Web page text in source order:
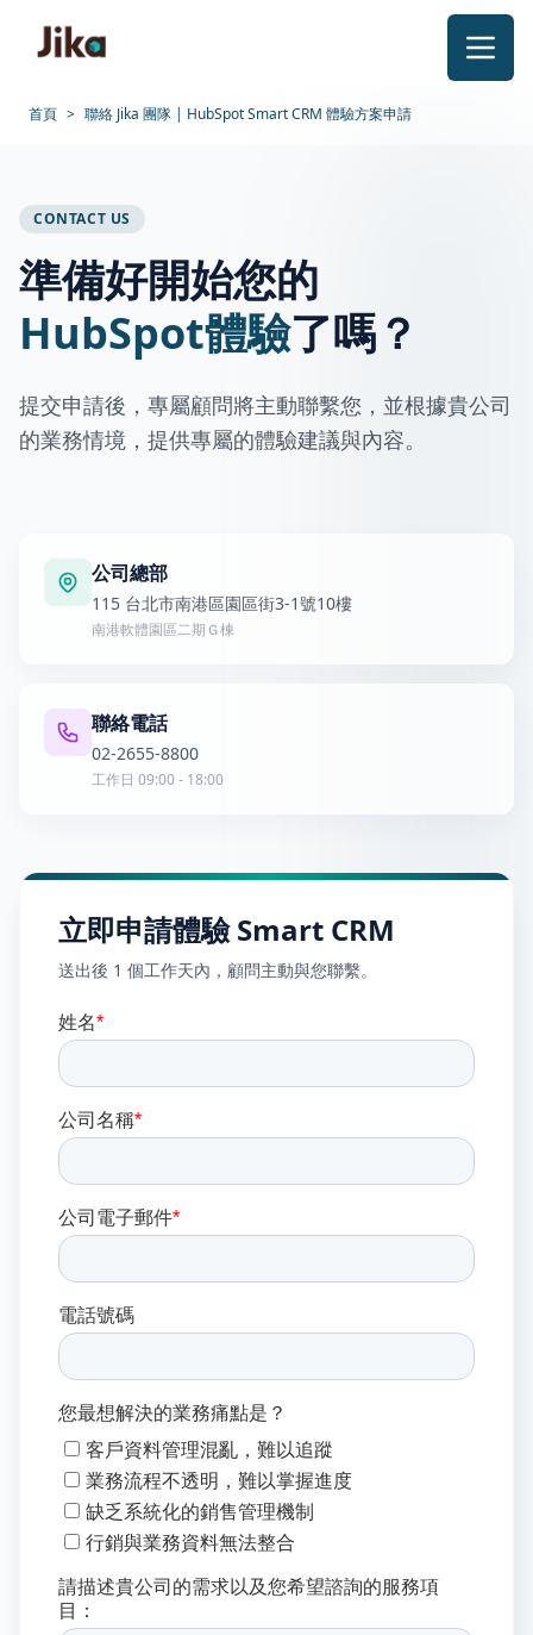
首頁 > 聯絡 Jika 團隊 | HubSpot Smart CRM 體驗方案申請
CONTACT US
準備好開始您的
HubSpot體驗了嗎？
提交申請後，專屬顧問將主動聯繫您，並根據貴公司
的業務情境，提供專屬的體驗建議與內容。
公司總部
115 台北市南港區園區街3-1號10樓
南港軟體園區二期Ｇ棟
聯絡電話
02-2655-8800
工作日 09:00 - 18:00
立即申請體驗 Smart CRM
送出後 1 個工作天內，顧問主動與您聯繫。